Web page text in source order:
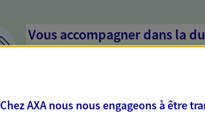
Vous accompagner dans la
confiance
la confiance et la proximité. C'est en
Chez AXA nous nous engageons à être